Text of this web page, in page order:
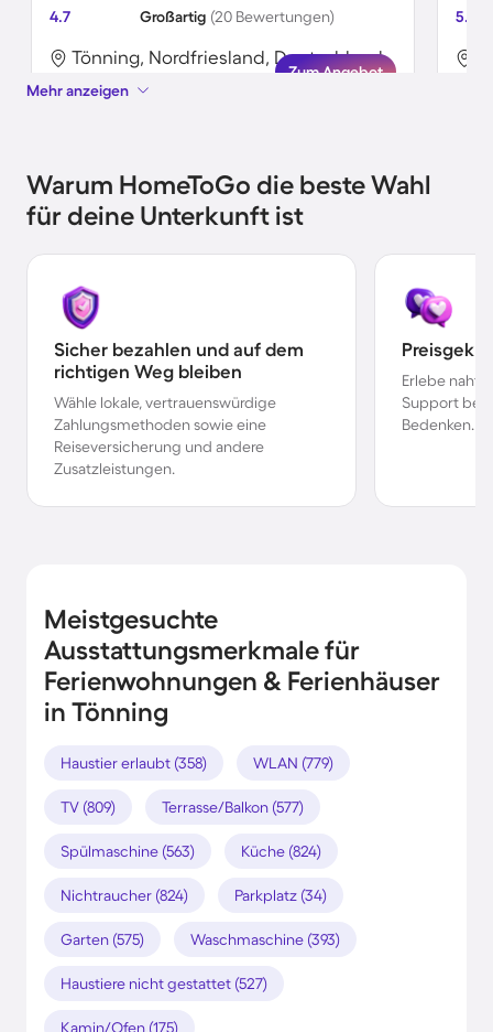
4.7
Großartig (20 Bewertungen)
Tönning, Nordfriesland, Deutschland
Zum Angebot
5.0
Mehr anzeigen
Warum HomeToGo die beste Wahl
für deine Unterkunft ist
Sicher bezahlen und auf dem
richtigen Weg bleiben
Wähle lokale, vertrauenswürdige
Zahlungsmethoden sowie eine
Reiseversicherung und andere
Zusatzleistungen.
Erlebe
Support bei
Bedenken.
Meistgesuchte
Ausstattungsmerkmale für
Ferienwohnungen & Ferienhäuser
in Tönning
Haustier erlaubt (358) WLAN (779)
TV (809) Terrasse/Balkon (577)
Spülmaschine (563) Küche (824)
Nichtraucher (824) Parkplatz (34)
Garten (575) Waschmaschine (393)
Haustiere nicht gestattet (527)
Kamin/Ofen (175)